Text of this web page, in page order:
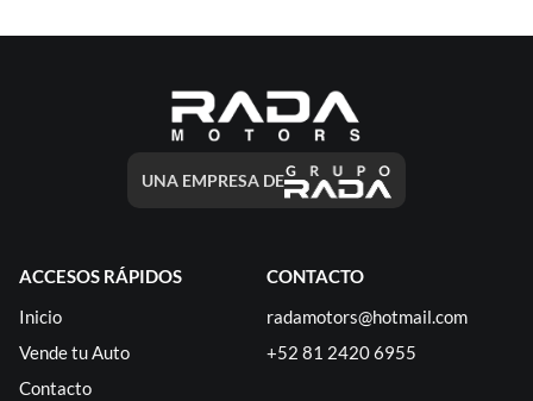
UNA EMPRESA DE
ACCESOS RÁPIDOS
Inicio
Vende tu Auto
Contacto
CONTACTO
radamotors@hotmail.com
+52 81 2420 6955